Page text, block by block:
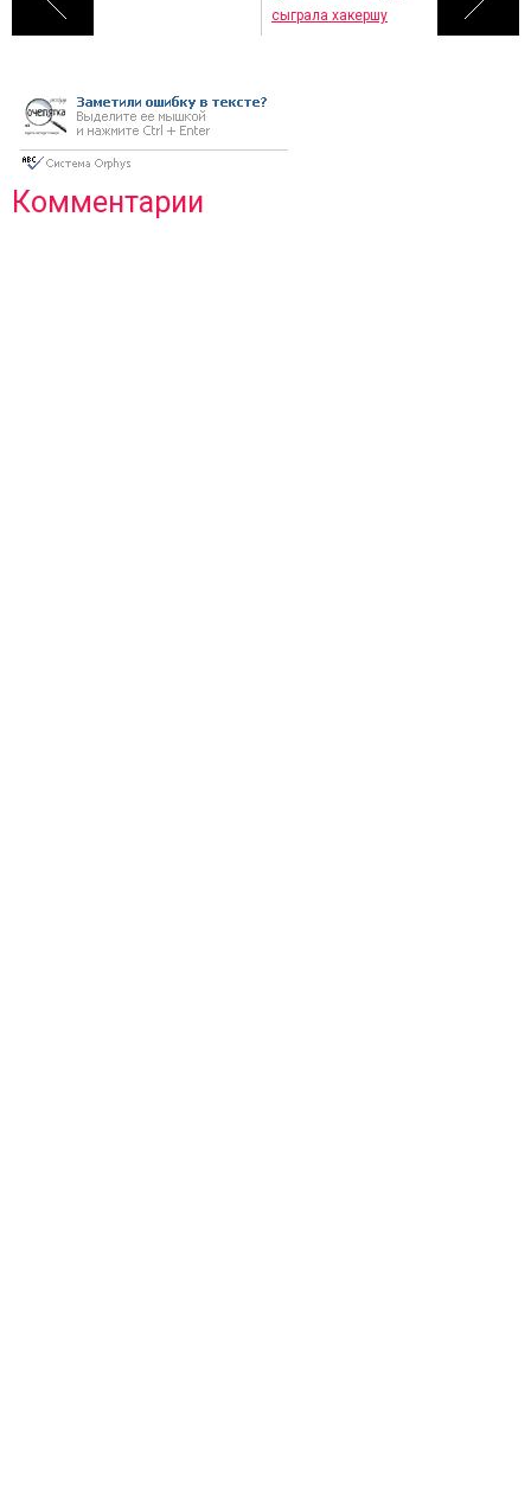
сыграла хакершу
Комментарии